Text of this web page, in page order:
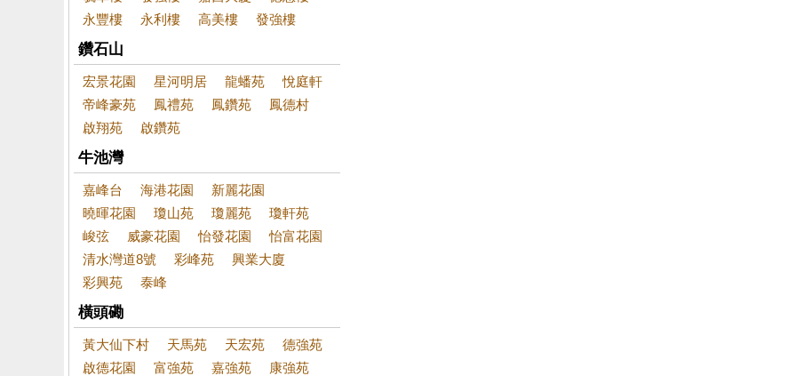
永豐樓
永利樓 高美樓 發強樓
鑽石山
宏景花園 星河明居 龍蟠苑
悅庭軒
帝峰豪苑
鳳禮苑 鳳鑽苑
鳳德村
啟翔苑
啟鑽苑
牛池灣
嘉峰台 海港花園
新麗花園
曉暉花園
瓊山苑 瓊麗苑
瓊軒苑
峻弦
威豪花園 怡發花園
怡富花園
清水灣道8號
彩峰苑
興業大廈
彩興苑
泰峰
橫頭磡
黃大仙下村 天馬苑 天宏苑
德強苑
啟德花園
富強苑 嘉強苑 康強苑